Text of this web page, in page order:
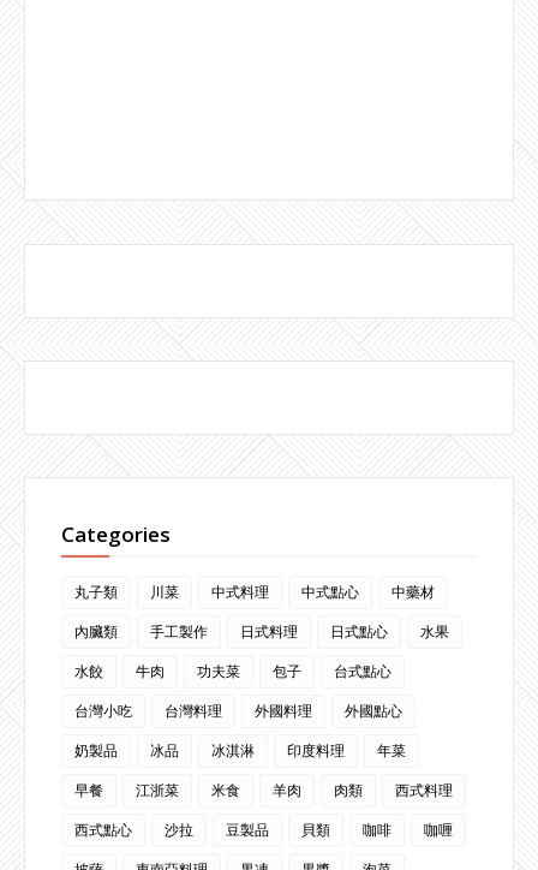
Categories
丸子類 川菜 中式料理 中式點心
中藥材
內臟類
手工製作 日式料理 日式點心
水果
水餃
牛肉 功夫菜 包子
台式點心
台灣小吃
台灣料理 外國料理
外國點心
奶製品
冰品 冰淇淋 印度料理
年菜
早餐
江浙菜 米食 羊肉 肉類
西式料理
西式點心
沙拉 豆製品 貝類 咖啡
咖喱